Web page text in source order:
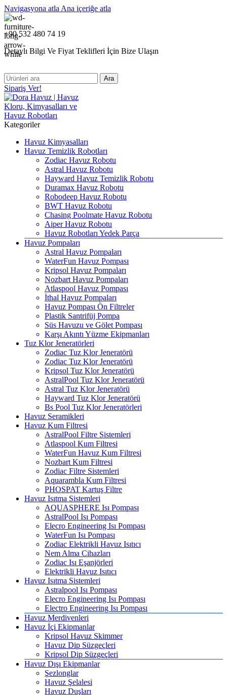
Navigasyona atla Ana içeriğe atla
+90 532 480 74 19
Detaylı Bilgi Ve Fiyat Teklifleri İçin Bize Ulaşın
Ara
Sipariş Ver!
Kategoriler
Havuz Kimyasalları
Havuz Temizlik Robotları
Zodiac Havuz Robotu
Astral Havuz Robotu
Hayward Havuz Temizlik Robotu
Duramax Havuz Robotu
Robodeep Havuz Robotu
BWT Havuz Robotu
Chasing Poolmate Havuz Robotu
Aiper Havuz Robotu
Havuz Robotları Yedek Parça
Havuz Pompaları
Astral Havuz Pompaları
WaterFun Havuz Pompası
Kripsol Havuz Pompaları
Nozbart Havuz Pompaları
Atlaspool Havuz Pompası
İthal Havuz Pompaları
Havuz Pompası Ön Filtreler
Plastik Santrifüj Pompa
Süs Havuzu ve Gölet Pompası
Karşı Akıntı Yüzme Ekipmanları
Tuz Klor Jeneratörleri
Zodiac Tuz Klor Jeneratörü
Zodiac Tuz Klor Jeneratörü
Kripsol Tuz Klor Jeneratörü
AstralPool Tuz Klor Jeneratörü
Astral Tuz Klor Jeneratörü
Hayward Tuz Klor Jeneratörü
Bs Pool Tuz Klor Jeneratörleri
Havuz Seramikleri
Havuz Kum Filtresi
AstralPool Filtre Sistemleri
Atlaspool Kum Filtresi
WaterFun Havuz Kum Filtresi
Nozbart Kum Filtresi
Zodiac Filtre Sistemleri
Aquarambla Kum Filtresi
PHOSPAT Kartuş Filtre
Havuz Isıtma Sistemleri
AQUASPHERE Isı Pompası
AstralPool Isı Pompası
Elecro Engineering Isı Pompası
WaterFun Isı Pompası
Zodiac Elektrikli Havuz Isıtıcı
Nem Alma Cihazları
Zodiac Isı Eşanjörleri
Elektrikli Havuz Isıtıcı
Havuz Isıtma Sistemleri
Astralpool Isı Pompası
Elecro Engineering Isı Pompası
Electro Engineering Isı Pompası
Havuz Merdivenleri
Havuz İçi Ekipmanlar
Kripsol Havuz Skimmer
Havuz Dip Süzgeçleri
Kripsol Dip Süzgeçleri
Havuz Dışı Ekipmanlar
Şezlonglar
Havuz Şelalesi
Havuz Duşları